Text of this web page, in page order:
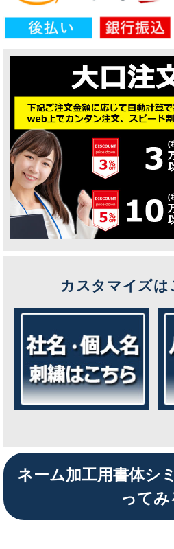
カスタマイズは
ネーム加工用書体シ
ってみ